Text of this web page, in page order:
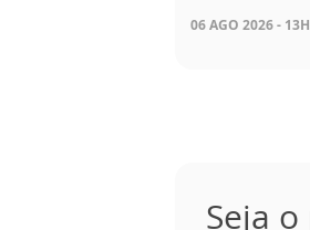
06 AGO 2026 -
Seja